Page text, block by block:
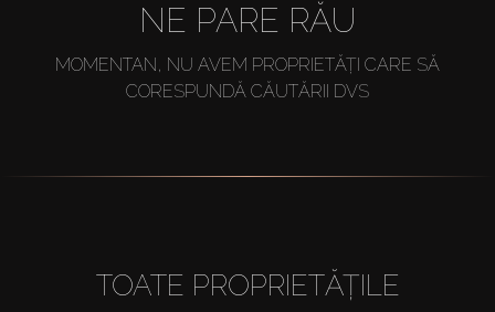
NE PARE RĂU
MOMENTAN, NU AVEM PROPRIETĂȚI CARE SĂ
CORESPUNDĂ CĂUTĂRII DVS
TOATE PROPRIETĂȚILE